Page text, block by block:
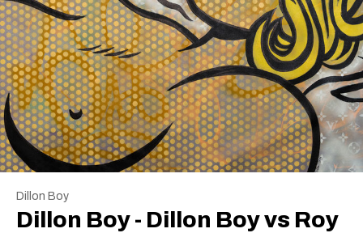
Dillon Boy
Dillon Boy - Dillon Boy vs Roy